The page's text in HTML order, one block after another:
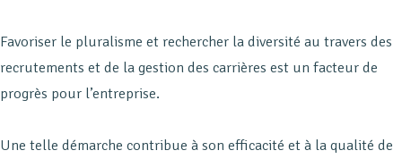
Favoriser le pluralisme et rechercher la diversité au travers des
recrutements et de la gestion des carrières est un facteur de
progrès pour l’entreprise.
Une telle démarche contribue à son efficacité et à la qualité de